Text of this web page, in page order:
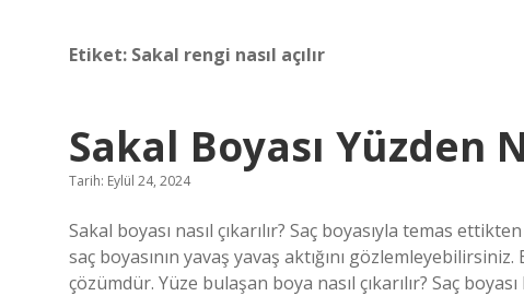
Etiket: Sakal rengi nasıl açılır
Sakal Boyası Yüzden
Tarih: Eylül 24, 2024
Sakal boyası nasıl çıkarılır? Saç boyasıyla temas
saç boyasının yavaş yavaş aktığını
çözümdür. Yüze bulaşan boya nasıl çıkarılır? Saç